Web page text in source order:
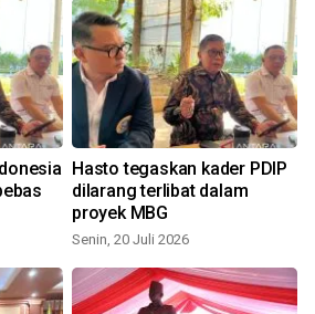
Hasto tegaskan kader PDIP
dilarang terlibat dalam
proyek MBG
Senin, 20 Juli 2026